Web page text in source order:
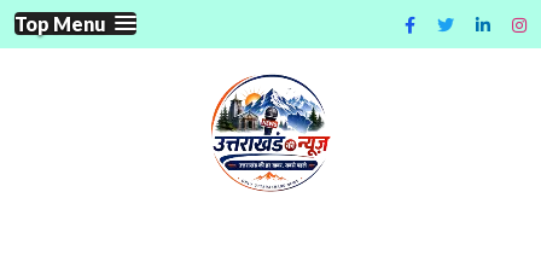
Skip
to
Top Menu